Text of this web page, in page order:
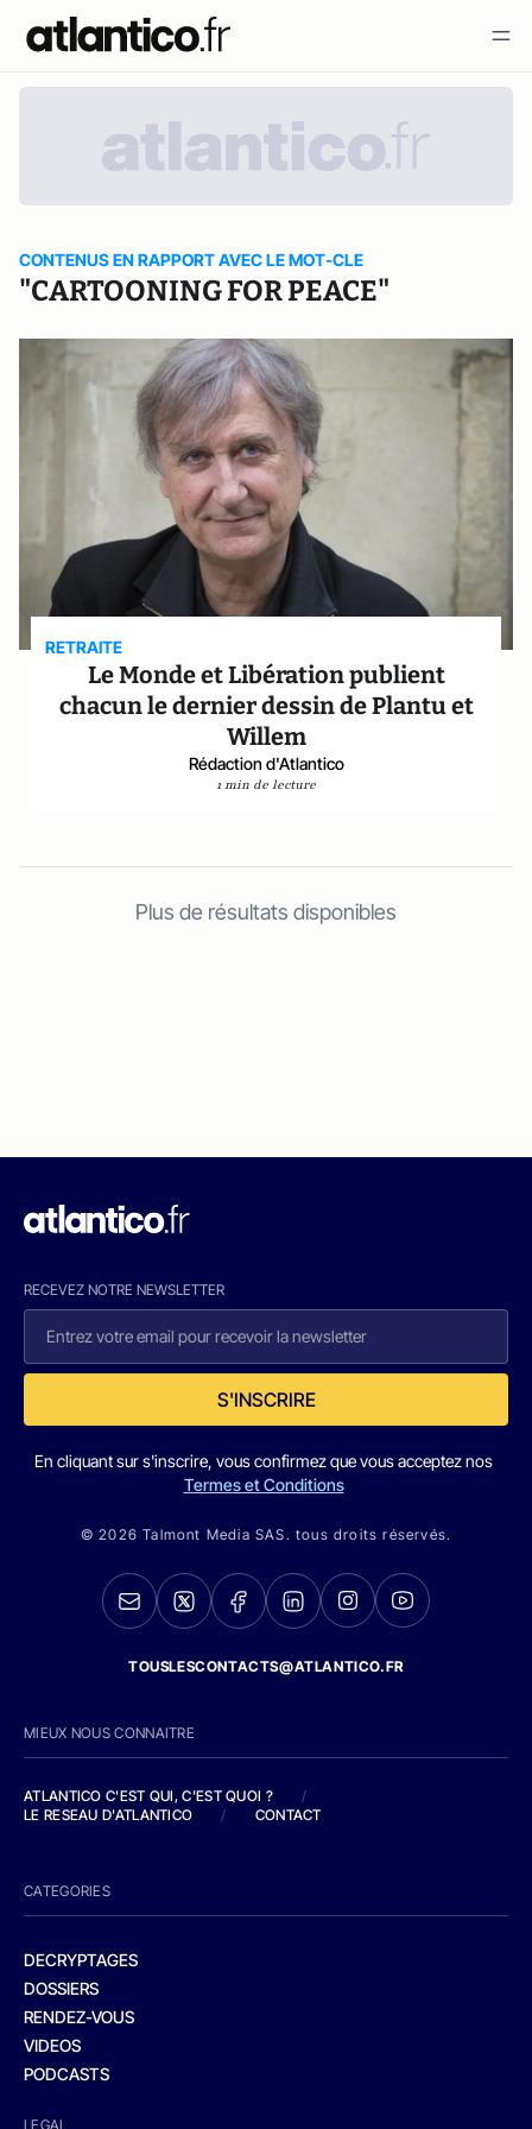
CONTENUS EN RAPPORT AVEC LE MOT-CLE
"CARTOONING FOR PEACE"
RETRAITE
Le Monde et Libération publient
chacun le dernier dessin de Plantu et
Willem
Rédaction d'Atlantico
1 min de lecture
Plus de résultats disponibles
RECEVEZ NOTRE NEWSLETTER
S'INSCRIRE
En cliquant sur s'inscrire, vous confirmez que vous acceptez nos
Termes et Conditions
© 2026 Talmont Media SAS. tous droits réservés.
TOUSLESCONTACTS@ATLANTICO.FR
MIEUX NOUS CONNAITRE
ATLANTICO C'EST QUI, C'EST QUOI ?
/
LE RESEAU D'ATLANTICO
/ CONTACT
CATEGORIES
DECRYPTAGES
DOSSIERS
RENDEZ-VOUS
VIDEOS
PODCASTS
LEGAL